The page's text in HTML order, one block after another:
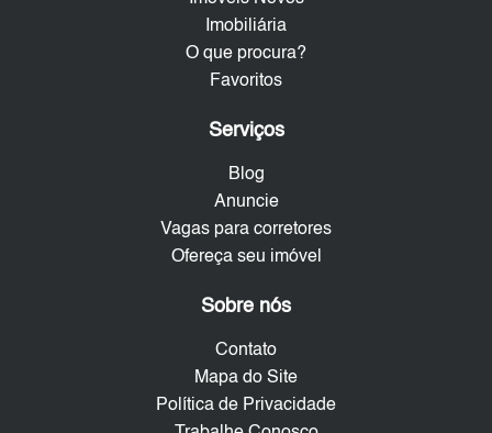
Imobiliária
O que procura?
Favoritos
Serviços
Blog
Anuncie
Vagas para corretores
Ofereça seu imóvel
Sobre nós
Contato
Mapa do Site
Política de Privacidade